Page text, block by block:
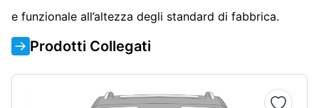
e funzionale all’altezza degli standard di fabbrica.
Prodotti Collegati